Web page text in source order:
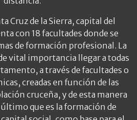
Cruz de la Sierra, capital del
con 18 facultades donde se
de formación profesional. La
vital importancia llegar a todas
a través de facultades o
creadas en función de las
cruceña, y de esta manera
que es la formación de